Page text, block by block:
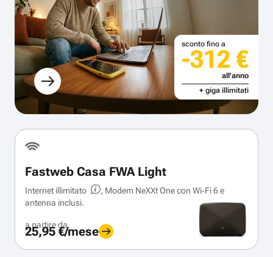
sconto fino a
-312 €
all'anno
+ giga illimitati
Fastweb Casa FWA Light
Internet illimitato
, Modem NeXXt One con Wi‑Fi 6 e
antenna inclusi.
a partire da
25,95 €/mese